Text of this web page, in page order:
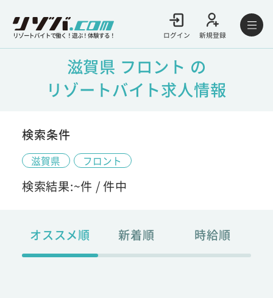
リゾートバイトで働く！遊ぶ！体験する！ ログイン 新規登録
滋賀県 フロント の
リゾートバイト求人情報
検索条件
滋賀県 フロント
検索結果:~件 /件中
オススメ順 新着順 時給順